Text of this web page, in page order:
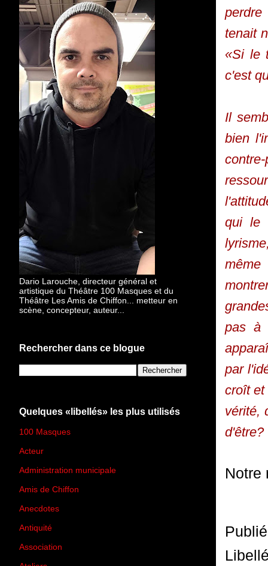
tenait
«Si le
c'est
Il
bien
qui le
pas à
par
croît et
vérité,
d'être?
Notre
Dario Larouche, directeur général et
artistique du Théâtre 100 Masques et du
Théâtre Les Amis de Chiffon... metteur en
scène, concepteur, auteur...
Rechercher dans ce blogue
Quelques «libellés» les plus utilisés
100 Masques
Acteur
Administration municipale
Amis de Chiffon
Anecdotes
Antiquité
Association